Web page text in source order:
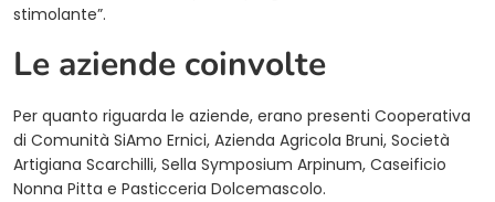
stimolante”.
Le aziende coinvolte
Per quanto riguarda le aziende, erano presenti Cooperativa
di Comunità SiAmo Ernici, Azienda Agricola Bruni, Società
Artigiana Scarchilli, Sella Symposium Arpinum, Caseificio
Nonna Pitta e Pasticceria Dolcemascolo.